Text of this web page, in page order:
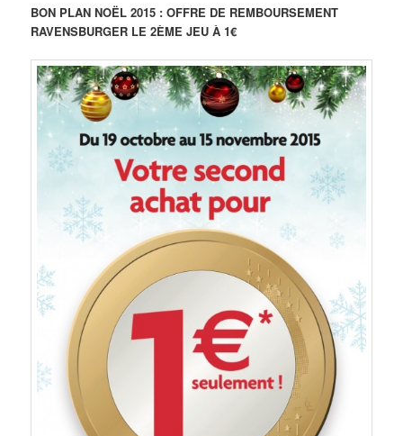
BON PLAN NOËL 2015 : OFFRE DE REMBOURSEMENT
RAVENSBURGER LE 2ÈME JEU À 1€